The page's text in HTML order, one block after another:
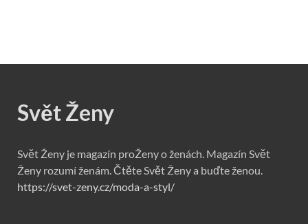
Svět Ženy
Svět Ženy je magazín proŽeny o ženách. Magazín Svět
Ženy rozumí ženám. Čtěte Svět Ženy a buďte ženou.
https://svet-zeny.cz/moda-a-styl/